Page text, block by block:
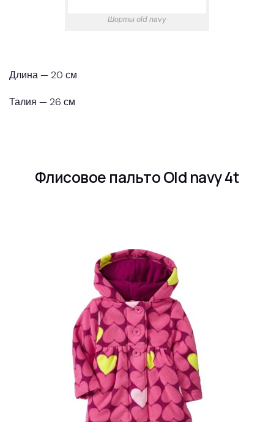
Шорты old navy
Длина — 20 см
Талия — 26 см
Флисовое пальто Old navy 4t